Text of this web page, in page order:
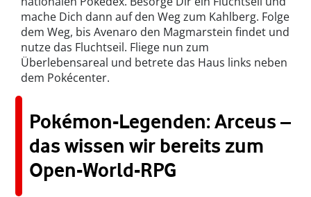
mache Dich dann auf den Weg zum Kahlberg. Folge
dem Weg, bis Avenaro den Magmarstein findet und
nutze das Fluchtseil. Fliege nun zum
Überlebensareal und betrete das Haus links neben
dem Pokécenter.
Pokémon-Legenden: Arceus –
das wissen wir bereits zum
Open-World-RPG